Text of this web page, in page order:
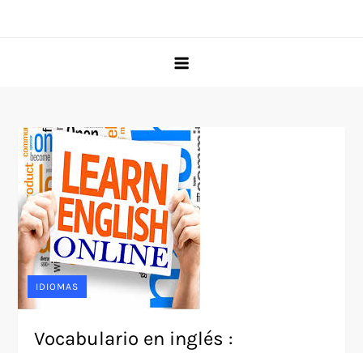
IDIOMAS
Vocabulario en inglés :